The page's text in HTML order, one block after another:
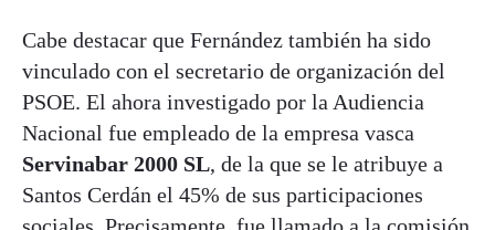
Cabe destacar que Fernández también ha sido
vinculado con el secretario de organización del
PSOE. El ahora investigado por la Audiencia
Nacional fue empleado de la empresa vasca
Servinabar 2000 SL, de la que se le atribuye a
Santos Cerdán el 45% de sus participaciones
sociales. Precisamente, fue llamado a la comisión